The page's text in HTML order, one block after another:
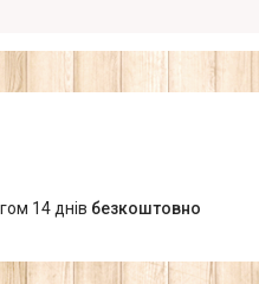
14 днів безкоштовно